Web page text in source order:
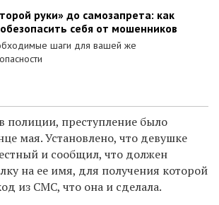
руки» до самозапрета: как
себя от мошенников
шаги для вашей же
полиции, преступление было
мая. Установлено, что девушке
и сообщил, что должен
на ее имя, для получения которой
из СМС, что она и сделала.